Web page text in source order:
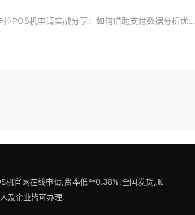
POS机申请实战分享：如何借助支付数据分析优化商户经营
机官网在线申请,费率低至0.38%,全国发货,顺
及企业皆可办理.